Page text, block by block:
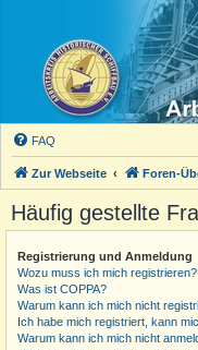
FAQ
Zur Webseite Foren-
Häufig gestellte
Registrierung und Anmeldung
Wozu muss ich mich registrieren?
Was ist COPPA?
Warum kann ich mich nicht
Ich habe mich registriert, kann
Warum kann ich mich nicht